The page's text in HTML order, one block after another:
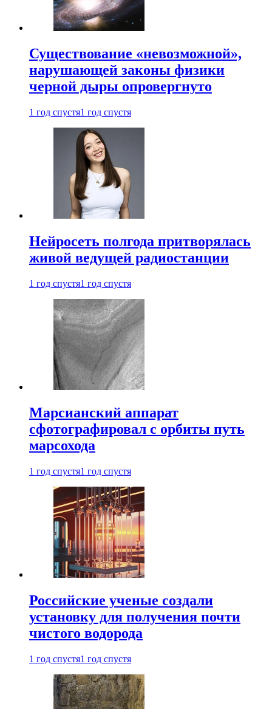
Существование «невозможной»,
нарушающей законы физики
черной дыры опровергнуто
1 год спустя1 год спустя
Нейросеть полгода притворялась
живой ведущей радиостанции
1 год спустя1 год спустя
Марсианский аппарат
сфотографировал с орбиты путь
марсохода
1 год спустя1 год спустя
Российские ученые создали
установку для получения почти
чистого водорода
1 год спустя1 год спустя